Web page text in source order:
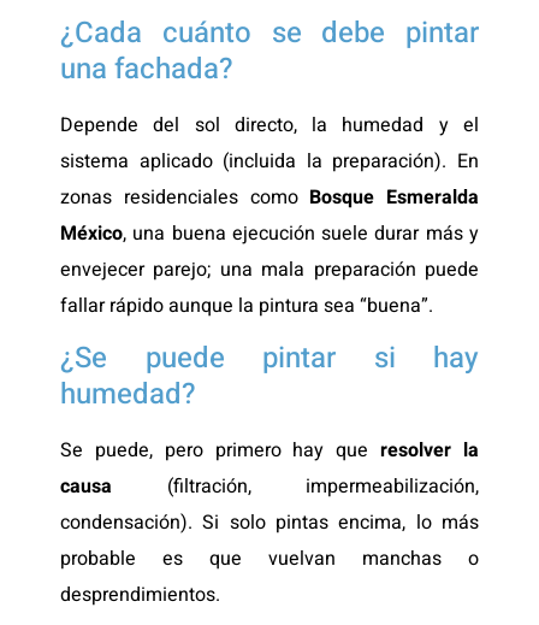
¿Cada cuánto se debe pintar
una fachada?
Depende del sol directo, la humedad y el
sistema aplicado (incluida la preparación). En
zonas residenciales como Bosque Esmeralda
México, una buena ejecución suele durar más y
envejecer parejo; una mala preparación puede
fallar rápido aunque la pintura sea “buena”.
¿Se puede pintar si hay
humedad?
Se puede, pero primero hay queresolver la
causa (filtración, impermeabilización,
condensación). Si solo pintas encima, lo más
probable es que vuelvan manchas o
desprendimientos.